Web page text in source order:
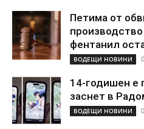
Петима от
фентанил
ВОДЕЩИ НОВИНИ
14-годишен е
заснет в
ВОДЕЩИ НОВИНИ